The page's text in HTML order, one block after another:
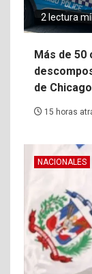
2 lectura
Más de
de Chicago
15 horas
NACIONALES